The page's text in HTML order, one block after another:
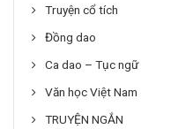
Truyện cổ tích
Đồng dao
Ca dao – Tục ngữ
Văn học Việt Nam
TRUYỆN NGẮN